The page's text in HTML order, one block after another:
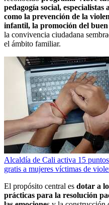
pedagogía social, especialistas
como la prevención de la
infantil, la promoción del
la convivencia ciudadana
el ámbito familiar.
Alcaldía de Cali activa 15
gratis a mujeres víctimas de
El propósito central es dotar a
prácticas para la resolución